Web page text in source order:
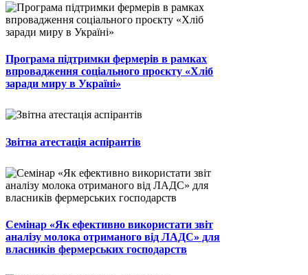
Програма підтримки фермерів в рамках
впровадження соціального проєкту «Хліб
заради миру в Україні»
Звітна атестація аспірантів
Семінар «Як ефективно використати звіт
аналізу молока отриманого від ЛАДС» для
власників фермерських господарств